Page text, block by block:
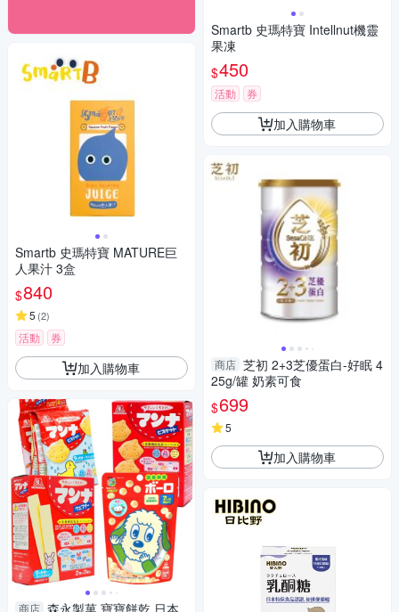
Smartb 史瑪特寶 MATURE巨
人果汁 3盒
$840
5 (2)
活動 券
加入購物車
商店
Smartb 史瑪特寶 Intellnut機靈
果凍
$450
活動 券
加入購物車
商店 芝初 2+3芝優蛋白-好眠 4
25g/罐 奶素可食
$699
5
加入購物車